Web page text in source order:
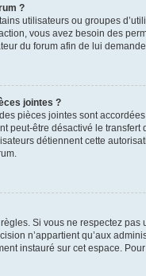
?
utilisateurs ou groupes
vous avez besoin des
du forum afin de lui
jointes ?
pièces jointes sont
peut-être désactivé le
détiennent cette
Si vous ne respectez pas
n’appartient qu’aux
instauré sur cet espace.